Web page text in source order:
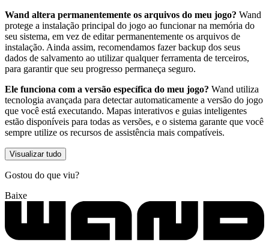
Wand altera permanentemente os arquivos do meu jogo? Wand
protege a instalação principal do jogo ao funcionar na memória do
seu sistema, em vez de editar permanentemente os arquivos de
instalação. Ainda assim, recomendamos fazer backup dos seus
dados de salvamento ao utilizar qualquer ferramenta de terceiros,
para garantir que seu progresso permaneça seguro.
Ele funciona com a versão específica do meu jogo? Wand utiliza
tecnologia avançada para detectar automaticamente a versão do jogo
que você está executando. Mapas interativos e guias inteligentes
estão disponíveis para todas as versões, e o sistema garante que você
sempre utilize os recursos de assistência mais compatíveis.
Visualizar tudo
Gostou do que viu?
Baixe